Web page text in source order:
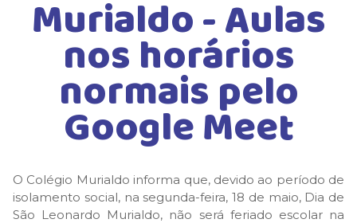
Murialdo - Aulas
nos horários
normais pelo
Google Meet
O Colégio Murialdo informa que, devido ao período de
isolamento social, na segunda-feira, 18 de maio, Dia de
São Leonardo Murialdo, não será feriado escolar na